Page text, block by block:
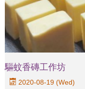
驅蚊香磚工作坊
2020-08-19 (Wed)